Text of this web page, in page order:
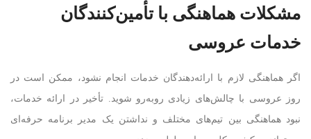
مشکلات هماهنگی با تأمین‌کنندگان
خدمات عروسی
اگر هماهنگی لازم با ارائه‌دهندگان خدمات انجام نشود، ممکن است در
روز عروسی با چالش‌های زیادی روبه‌رو شوید. تأخیر در ارائه خدمات،
نبود هماهنگی بین تیم‌های مختلف و نداشتن یک مدیر برنامه حرفه‌ای